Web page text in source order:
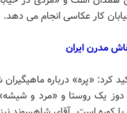
کار عکاسی انجام می دهد.
مدرن ایران
کرد: «پره» درباره
دوز یک روستا و «مرد و